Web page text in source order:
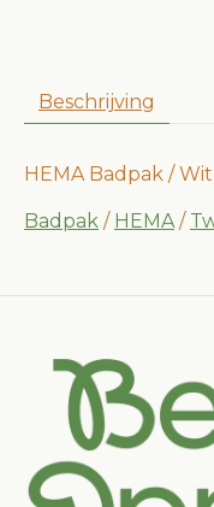
Beschrijving
HEMA Badpak /
Badpak / HEMA/